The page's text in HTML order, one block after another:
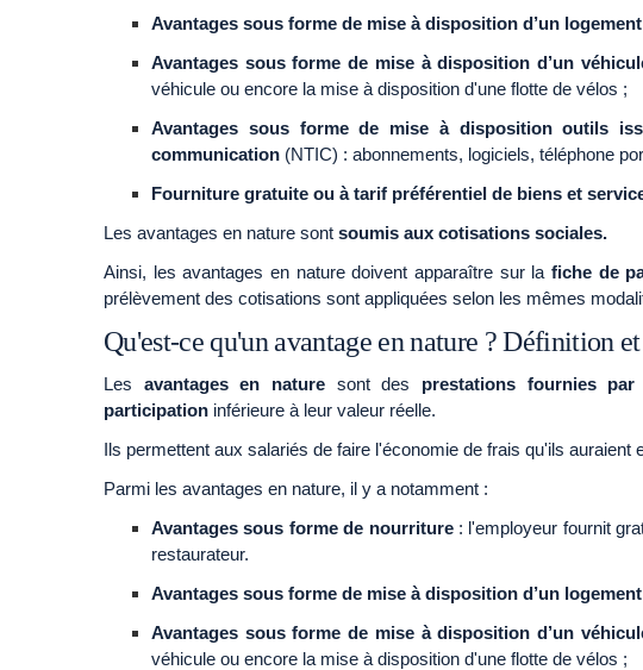
Avantages sous forme de mise à disposition d’un logement
Avantages sous forme de mise à disposition d’un
véhicule ou encore la mise à disposition d'une flotte de vélos ;
Avantages sous forme de mise à disposition outils
communication (NTIC) : abonnements, logiciels, téléphone
Fourniture gratuite ou à tarif préférentiel de biens et
Les avantages en nature sont soumis aux cotisations sociales.
Ainsi, les avantages en nature doivent apparaître sur la fiche de
prélèvement des cotisations sont appliquées selon les mêmes
Qu'est-ce qu'un avantage en nature ? Définition
Les avantages en nature sont des prestations fournies par
participation inférieure à leur valeur réelle.
Ils permettent aux salariés de faire l'économie de frais qu'ils auraient
Parmi les avantages en nature, il y a notamment :
Avantages sous forme de nourriture : l'employeur fournit
restaurateur.
Avantages sous forme de mise à disposition d’un logement
Avantages sous forme de mise à disposition d’un
véhicule ou encore la mise à disposition d'une flotte de vélos ;